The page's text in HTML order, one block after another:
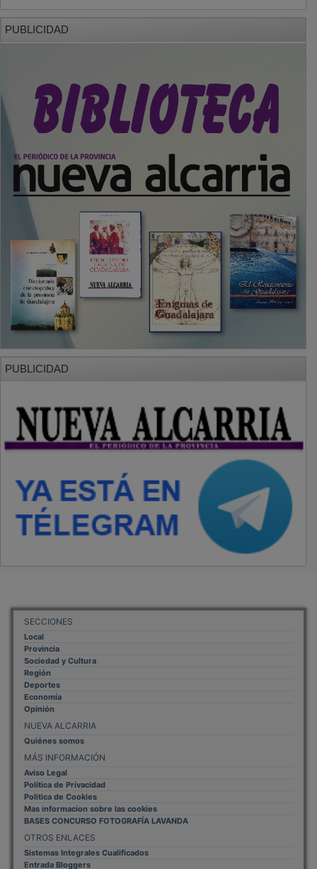
PUBLICIDAD
PUBLICIDAD
SECCIONES
Local
Provincia
Sociedad y Cultura
Región
Deportes
Economía
Opinión
NUEVA ALCARRIA
Quiénes somos
MÁS INFORMACIÓN
Aviso Legal
Política de Privacidad
Politica de Cookies
Mas informacion sobre las cookies
BASES CONCURSO FOTOGRAFÍA LAVANDA
OTROS ENLACES
Sistemas Integrales Cualificados
Entrada Bloggers